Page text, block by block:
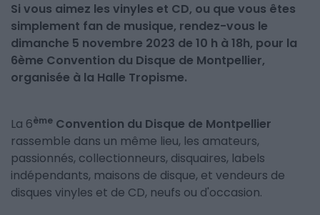
Si vous aimez les vinyles et CD, ou que vous êtes
simplement fan de musique, rendez-vous le
dimanche 5 novembre 2023 de 10 h à 18h, pour la
6ème Convention du Disque de Montpellier,
organisée à la Halle Tropisme.
La 6ème Convention du Disque de Montpellier
rassemble dans un même lieu, les amateurs,
passionnés, collectionneurs, disquaires, labels
indépendants, maisons de disque, et vendeurs de
disques vinyles et de CD, neufs ou d'occasion.